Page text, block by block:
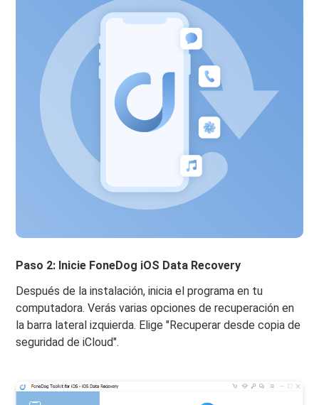
Paso 2: Inicie FoneDog iOS Data Recovery
Después de la instalación, inicia el programa en tu
computadora. Verás varias opciones de recuperación en
la barra lateral izquierda. Elige "Recuperar desde copia de
seguridad de iCloud".